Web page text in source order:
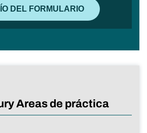
Areas de práctica